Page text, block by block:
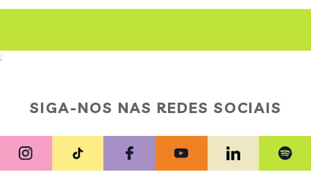
;
SIGA-NOS NAS REDES SOCIAIS